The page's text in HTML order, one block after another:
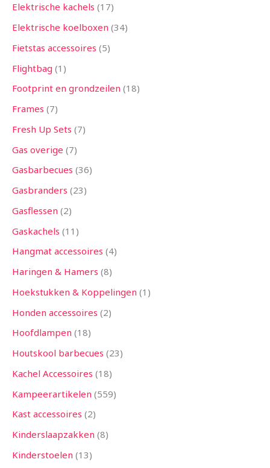
Elektrische kachels 17
Elektrische koelboxen 34
Fietstas accessoires 5
Flightbag 1
Footprint en grondzeilen 18
Frames 7
Fresh Up Sets 7
Gas overige 7
Gasbarbecues 36
Gasbranders 23
Gasflessen 2
Gaskachels 11
Hangmat accessoires 4
Haringen & Hamers 8
Hoekstukken & Koppelingen 1
Honden accessoires 2
Hoofdlampen 18
Houtskool barbecues 23
Kachel Accessoires 18
Kampeerartikelen 559
Kast accessoires 2
Kinderslaapzakken 8
Kinderstoelen 13